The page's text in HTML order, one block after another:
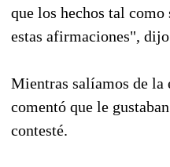
que los hechos tal como
estas afirmaciones",
Mientras salíamos de
comentó que le
contesté.